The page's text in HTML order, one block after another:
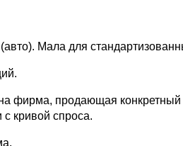
Мала для
фирма, продающая конкретный
кривой спроса.